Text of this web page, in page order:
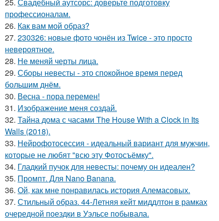
25. Свадебный аутсорс: доверьте подготовку
профессионалам.
26. Как вам мой образ?
27. 230326: новые фото чонён из Twice - это просто
невероятное.
28. Не меняй черты лица.
29. Сборы невесты - это спокойное время перед
большим днём.
30. Весна - пора перемен!
31. Изображение меня создай.
32. Тайна дома с часами The House With a Clock in Its
Walls (2018).
33. Нейрофотосессия - идеальный вариант для мужчин,
которые не любят "всю эту Фотосъёмку".
34. Гладкий пучок для невесты: почему он идеален?
35. Промпт. Для Nano Banana.
36. Ой, как мне понравилась история Алемасовых.
37. Стильный образ. 44-Летняя кейт миддлтон в рамках
очередной поездки в Уэльсе побывала.